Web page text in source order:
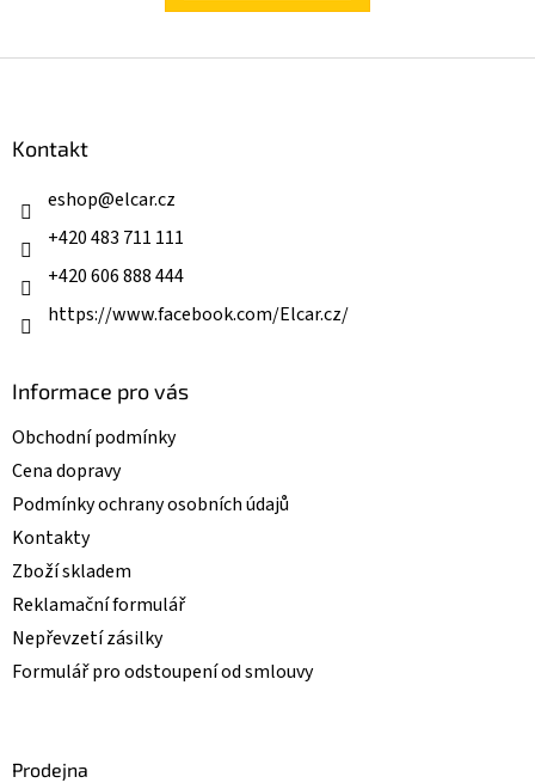
Kontakt
eshop@elcar.cz
+420 483 711 111
+420 606 888 444
https://www.facebook.com/Elcar.cz/
Informace pro vás
Obchodní podmínky
Cena dopravy
Podmínky ochrany osobních údajů
Kontakty
Zboží skladem
Reklamační formulář
Nepřevzetí zásilky
Formulář pro odstoupení od smlouvy
Prodejna